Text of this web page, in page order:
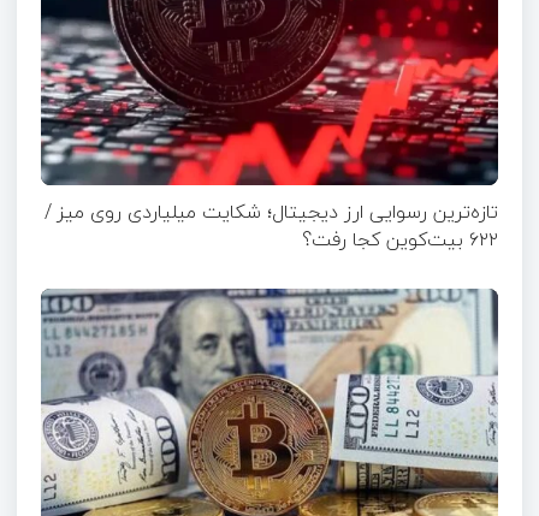
تازه‌ترین رسوایی ارز دیجیتال؛ شکایت میلیاردی روی میز /
۶۲۲ بیت‌کوین کجا رفت؟